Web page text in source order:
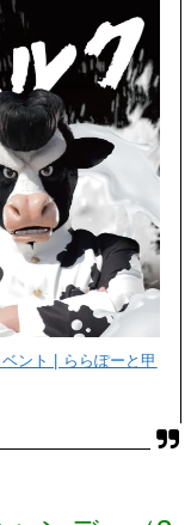
ント | ららぽーと甲